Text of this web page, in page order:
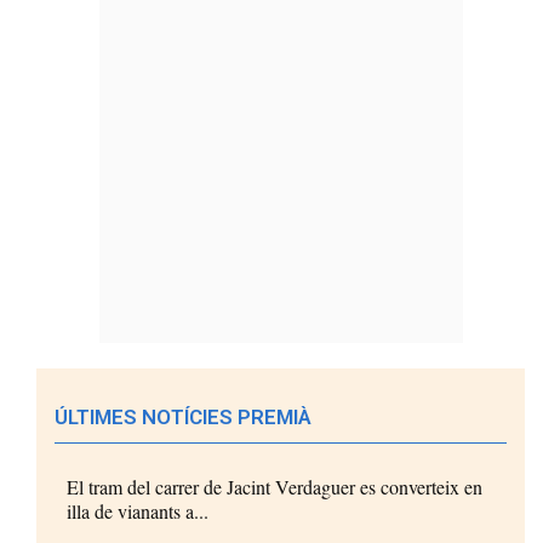
ÚLTIMES NOTÍCIES PREMIÀ
El tram del carrer de Jacint Verdaguer es converteix en
illa de vianants a...